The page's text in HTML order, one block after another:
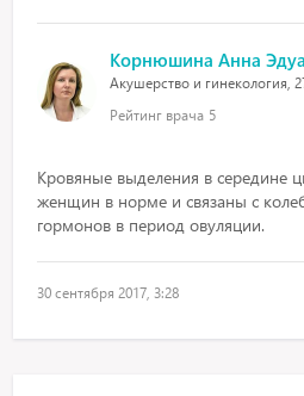
Корнюшина Анна
Акушерство и гинекология,
Рейтинг врача 5
Кровяные выделения в середине
женщин в норме и связаны с
гормонов в период овуляции.
30 сентября 2017, 3:28